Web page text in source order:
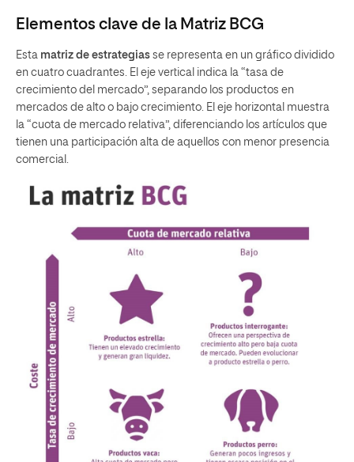
Elementos clave de la Matriz BCG
Esta matriz de estrategias se representa en un gráfico dividido
en cuatro cuadrantes. El eje vertical indica la “tasa de
crecimiento del mercado”, separando los productos en
mercados de alto o bajo crecimiento. El eje horizontal muestra
la “cuota de mercado relativa”, diferenciando los artículos que
tienen una participación alta de aquellos con menor presencia
comercial.